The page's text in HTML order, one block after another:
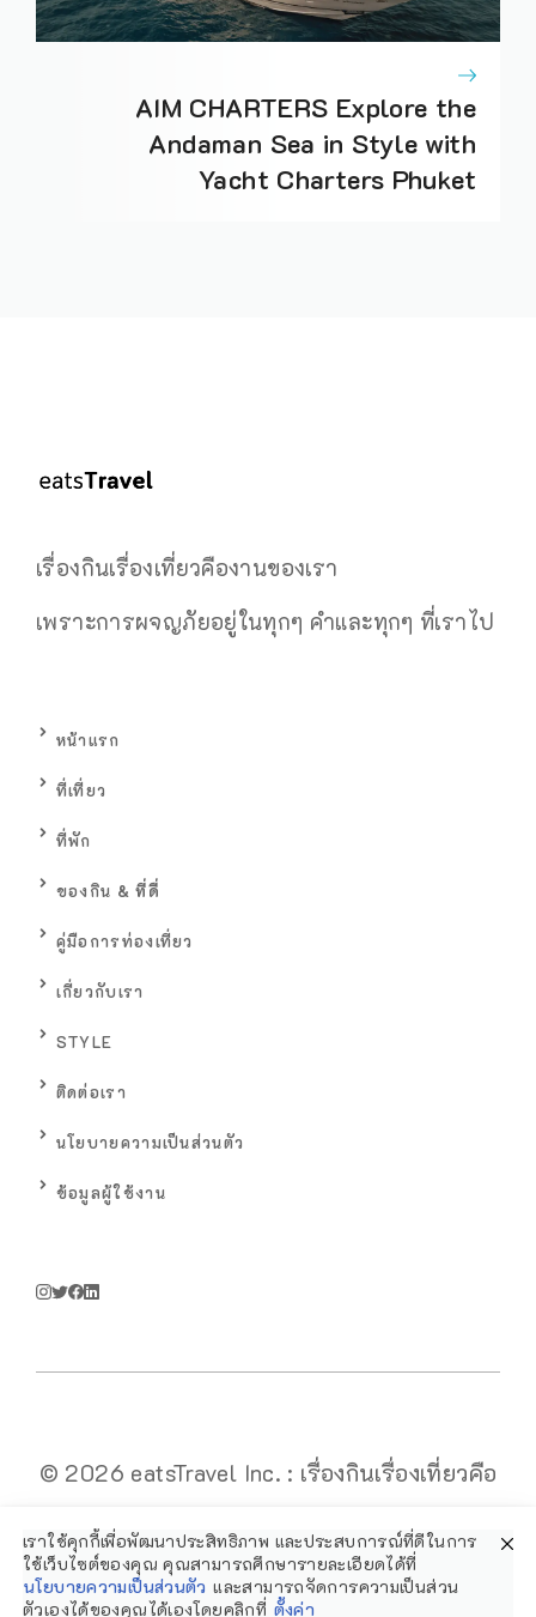
AIM CHARTERS Explore the
Andaman Sea in Style with
เรื่องกินเรื่องเที่ยวคืองานของเรา
ไป
หน้าแรก
ที่เที่ยว
ที่พัก
ของกิน& ที่ดื่
คู่มือการท่องเที่ยว
เกี่ยวกับเรา
STYLE
ติดต่อเรา
ข้อมูลผู้ใช้งาน
© 2026 eatsTravel Inc. : เรื่องกินเรื่องเที่ยว
เราใช้คุกกี้เพื่อพัฒนาประสิทธิภาพ และประสบการณ์ที่ดีในการ
ใช้เว็บไซต์ของคุณ คุณสามารถศึกษารายละเอียดได้ที่
นโยบายความเป็นส่วนตัว และสามารถจัดการความเป็นส่วนตัว
เองได้ของคุณได้เองโดยคลิกที่ตั้งค่า